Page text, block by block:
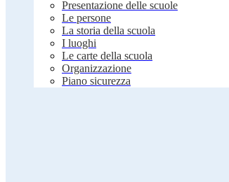
Presentazione delle scuole
Le persone
La storia della scuola
I luoghi
Le carte della scuola
Organizzazione
Piano sicurezza